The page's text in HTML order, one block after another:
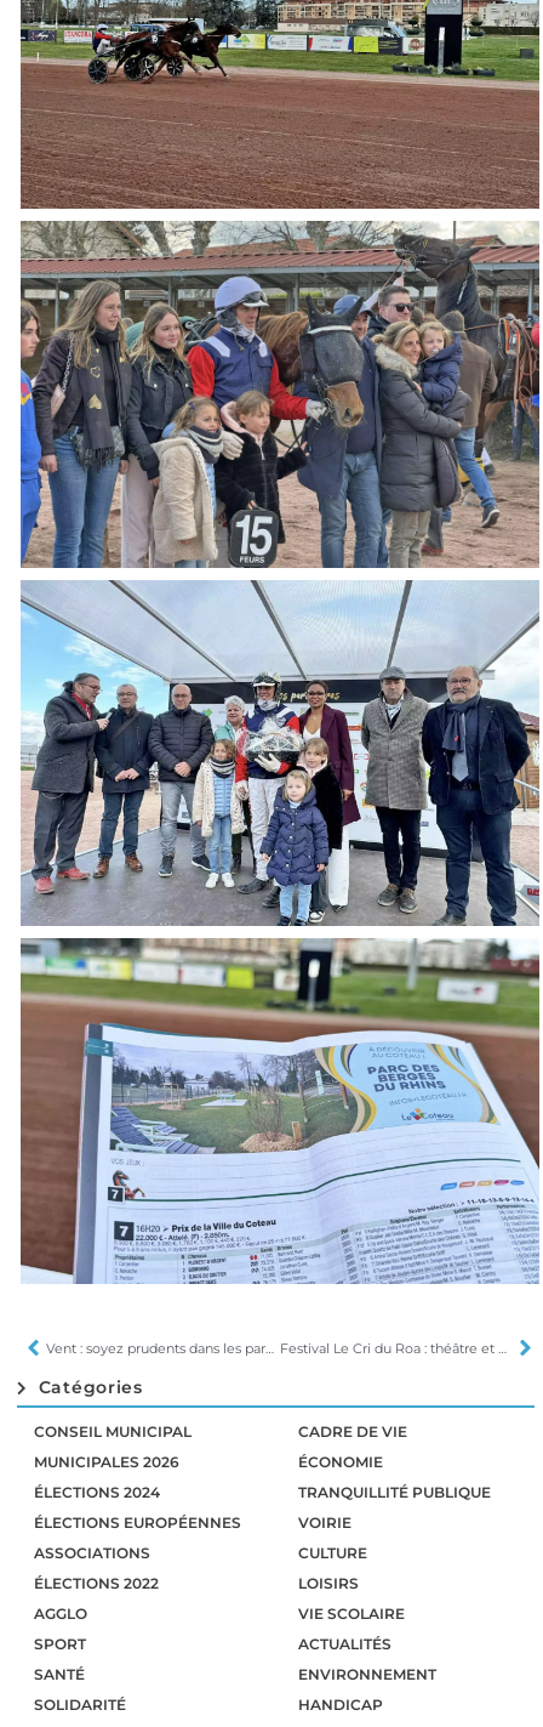
Catégories
CONSEIL MUNICIPAL
MUNICIPALES 2026
ÉLECTIONS 2024
ÉLECTIONS EUROPÉENNES
ASSOCIATIONS
ÉLECTIONS 2022
AGGLO
SPORT
SANTÉ
SOLIDARITÉ
CADRE DE VIE
ÉCONOMIE
TRANQUILLITÉ PUBLIQUE
VOIRIE
CULTURE
LOISIRS
VIE SCOLAIRE
ACTUALITÉS
ENVIRONNEMENT
HANDICAP